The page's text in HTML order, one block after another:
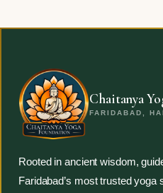
Chaitanya
FARIDABAD,
Rooted in ancient wisdom,
Faridabad’s most trusted yoga